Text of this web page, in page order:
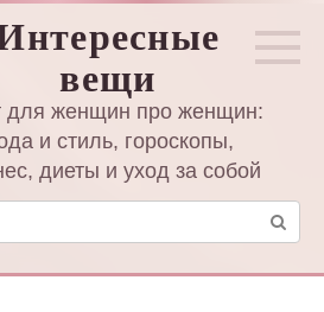
вещи
для женщин про женщин:
и стиль, гороскопы,
диеты и уход за собой